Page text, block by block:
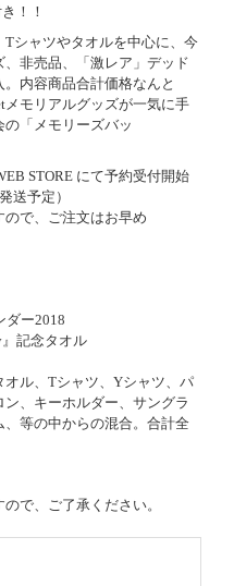
！！
シャツやタオルを中心に、今
非売品、「激レア」デッド
内容商品合計価格なんと
メモリアルグッズが一気に手
「メモリーズバッ
STORE にて予約受付開始
送予定）
で、ご注文はお早め
ダー2018
』記念タオル
ル、Tシャツ、Yシャツ、パ
、キーホルダー、サングラ
等の中からの混合。合計全
で、ご了承ください。